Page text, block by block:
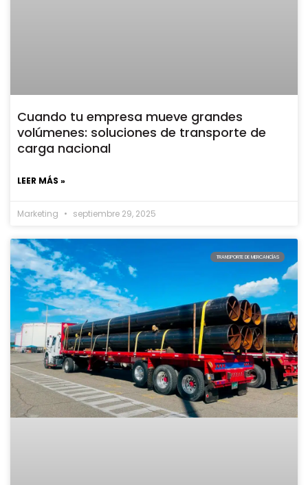
Cuando tu empresa mueve grandes
volúmenes: soluciones de transporte de
carga nacional
LEER MÁS »
Marketing septiembre 29, 2025
TRANSPORTE DE MERCANCÍAS